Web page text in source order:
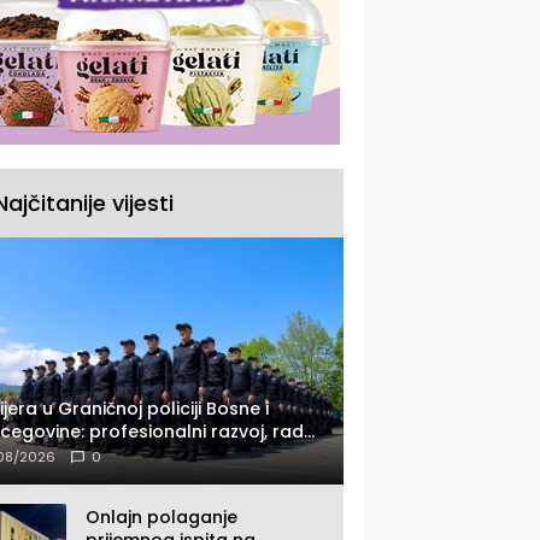
vijesti
u Graničnoj policiji Bosne i
profesionalni razvoj, rad
opremom i služba
2026 0
Onlajn polaganje